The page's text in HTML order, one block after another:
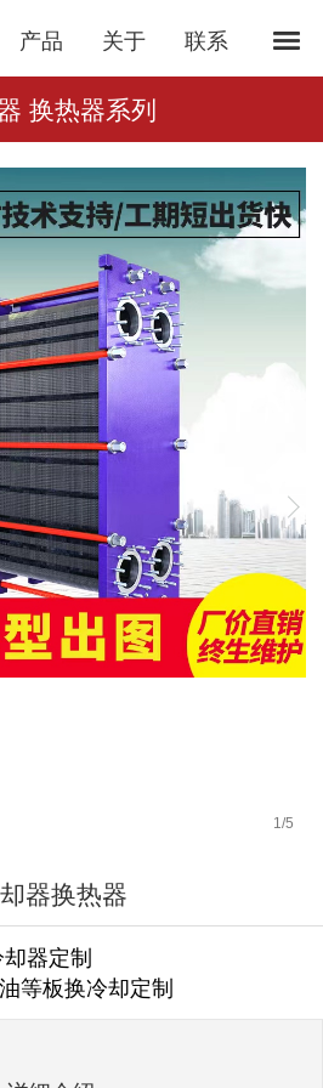
产品 关于 联系
换热器系列
1 /5
器换热器
器定制
等板换冷却定制